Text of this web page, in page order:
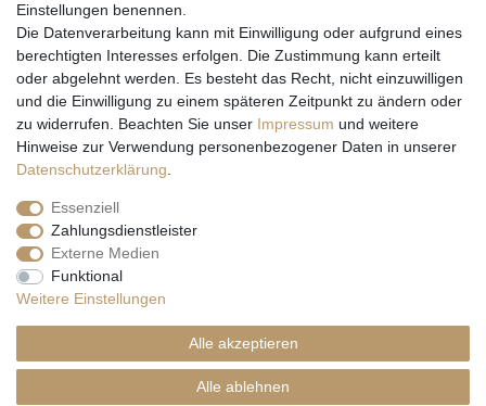
Wir versenden mit
* Alle Preise inkl. gesetzl. Mehrwertsteuer zzgl. Versandkosten und ggf.
Nachnahmegebühren, wenn nicht anders beschrieben
Länder
hier
© Copyright 2026 Natur & Trendshop. Alle Rechte vorbehalten.
Einstellungen benennen.
Die Datenverarbeitung kann mit Einwilligung oder aufgrund eines
berechtigten Interesses erfolgen. Die Zustimmung kann erteilt
oder abgelehnt werden. Es besteht das Recht, nicht einzuwilligen
und die Einwilligung zu einem späteren Zeitpunkt zu ändern oder
zu widerrufen. Beachten Sie unser Impressum und weitere
Hinweise zur Verwendung personenbezogener Daten in unserer
Daten­schutz­erklärung
Essenziell
Zahlungsdienstleister
Externe Medien
Funktional
Weitere Einstellungen
Alle akzeptieren
Alle ablehnen